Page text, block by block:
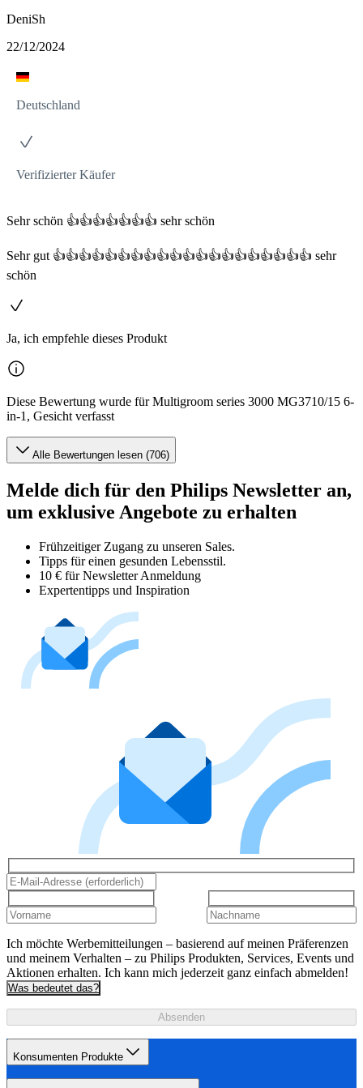
DeniSh
22/12/2024
Deutschland
Verifizierter Käufer
Sehr schön 👍👍👍👍👍👍👍 sehr schön
Sehr gut 👍👍👍👍👍👍👍👍👍👍👍👍👍👍👍👍👍👍👍👍 sehr
schön
Ja, ich empfehle dieses Produkt
Diese Bewertung wurde für Multigroom series 3000 MG3710/15 6-
in-1, Gesicht verfasst
Alle Bewertungen lesen (706)
Melde dich für den Philips Newsletter an,
um exklusive Angebote zu erhalten
Frühzeitiger Zugang zu unseren Sales.
Tipps für einen gesunden Lebensstil.
10 € für Newsletter Anmeldung
Expertentipps und Inspiration
Ich möchte Werbemitteilungen – basierend auf meinen Präferenzen
und meinem Verhalten – zu Philips Produkten, Services, Events und
Aktionen erhalten. Ich kann mich jederzeit ganz einfach abmelden!
Was bedeutet das?
Absenden
Konsumenten Produkte